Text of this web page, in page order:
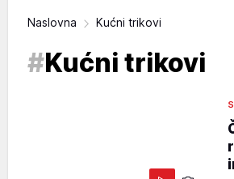
Naslovna Kućni trikovi
#Kućni trikovi